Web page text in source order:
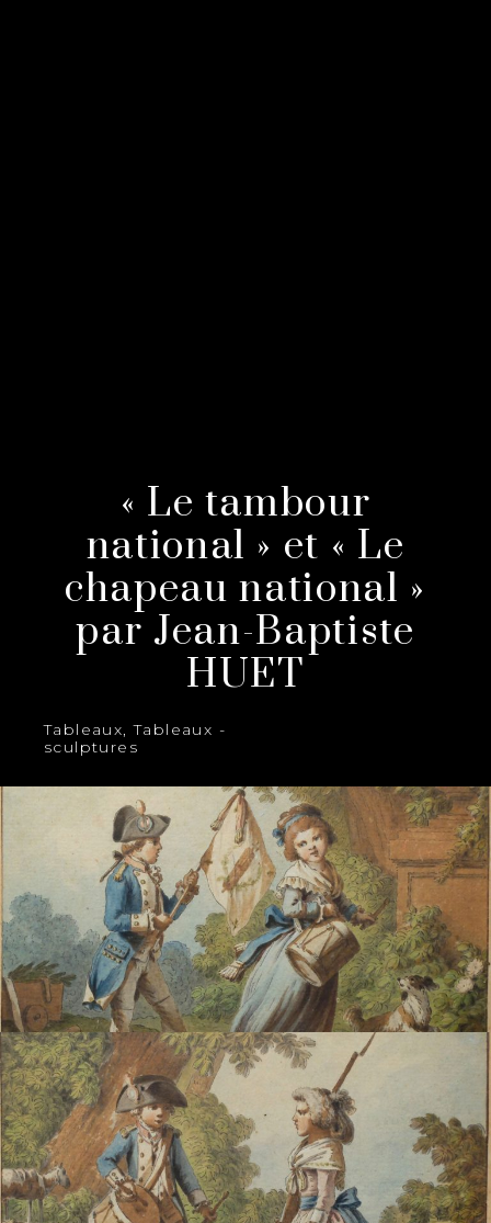
« Le tambour
national » et « Le
chapeau national »
par Jean-Baptiste
HUET
Tableaux,Tableaux -
sculptures